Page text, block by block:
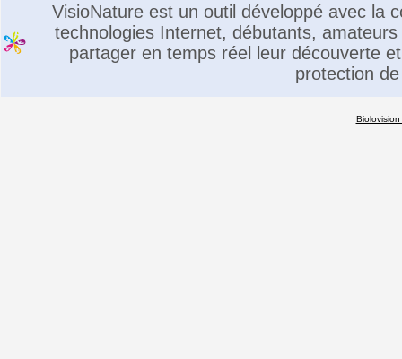
VisioNature est un outil développé avec la
technologies Internet, débutants,
partager en temps réel leur découverte
protection
Biolovision